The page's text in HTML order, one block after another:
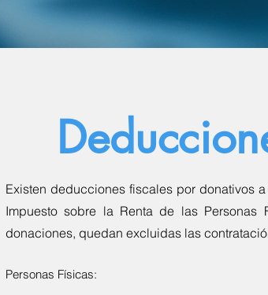
Existen deducciones fiscales por donativos
Impuesto sobre la Renta de las Personas
donaciones, quedan excluidas las
Personas Físicas: